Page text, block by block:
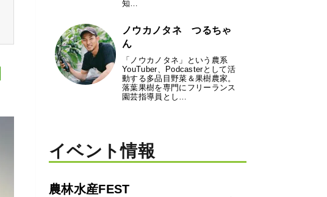
知…
ノウカノタネ つるちゃ
ん
「ノウカノタネ」という農系
YouTuber、Podcasterとして活
動する多品目野菜＆果樹農家。
落葉果樹を専門にフリーランス
園芸指導員とし…
イベント情報
農林水産FEST